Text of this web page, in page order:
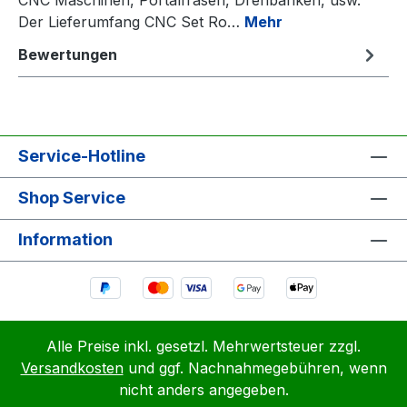
Der Lieferumfang CNC Set Ro… Mehr
Bewertungen
Service-Hotline
Shop Service
Information
Alle Preise inkl. gesetzl. Mehrwertsteuer zzgl.
Versandkostenund ggf. Nachnahmegebühren, wenn
nicht anders angegeben.